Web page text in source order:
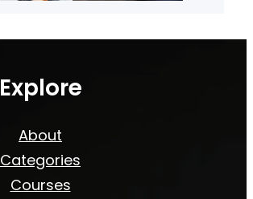
Explore
About
Categories
Courses